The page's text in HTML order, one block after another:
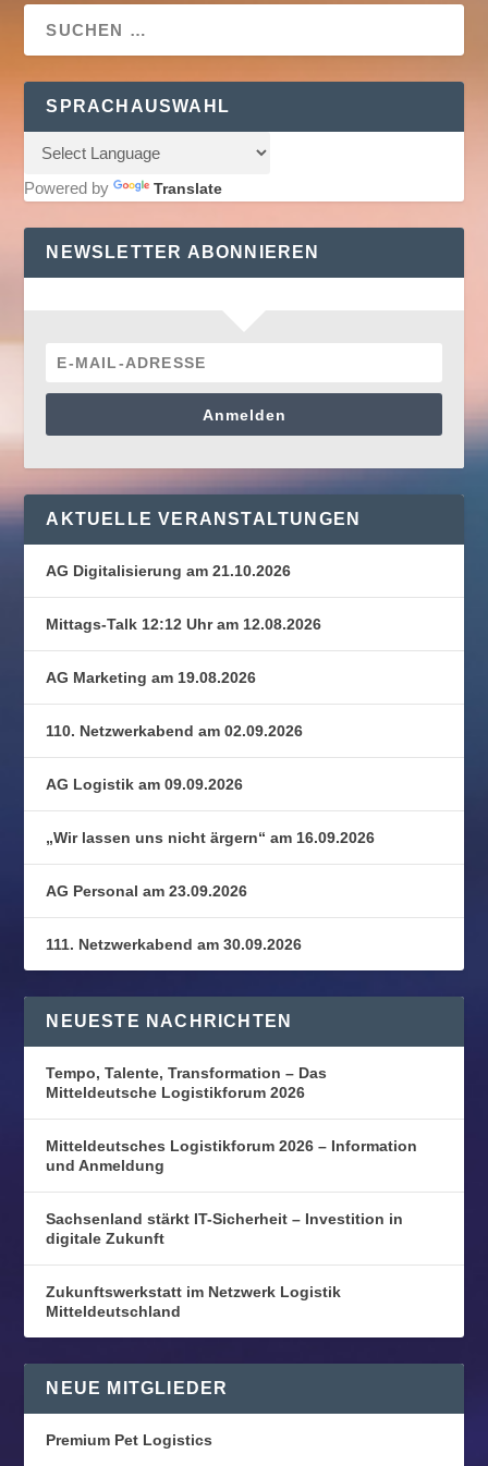
SPRACHAUSWAHL
Powered by Translate
NEWSLETTER ABONNIEREN
Anmelden
AKTUELLE VERANSTALTUNGEN
AG Digitalisierung am 21.10.2026
Mittags-Talk 12:12 Uhr am 12.08.2026
AG Marketing am 19.08.2026
110. Netzwerkabend am 02.09.2026
AG Logistik am 09.09.2026
„Wir lassen uns nicht ärgern“ am 16.09.2026
AG Personal am 23.09.2026
111. Netzwerkabend am 30.09.2026
NEUESTE NACHRICHTEN
Tempo, Talente, Transformation – Das
Mitteldeutsche Logistikforum 2026
Mitteldeutsches Logistikforum 2026 – Information
und Anmeldung
Sachsenland stärkt IT-Sicherheit – Investition in
digitale Zukunft
Zukunftswerkstatt im Netzwerk Logistik
Mitteldeutschland
NEUE MITGLIEDER
Premium Pet Logistics